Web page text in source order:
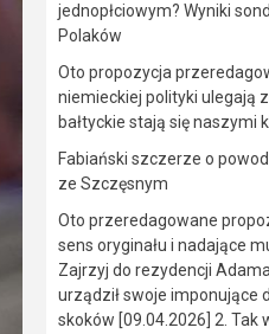
jednopłciowym? Wyniki
Polaków
Oto propozycja
niemieckiej polityki ulegają
bałtyckie stają się naszymi
Fabiański szczerze o
ze Szczęsnym
Oto przeredagowane
sens oryginału i nadające
Zajrzyj do rezydencji
urządził swoje imponujące
skoków [09.04.2026] 2. Tak